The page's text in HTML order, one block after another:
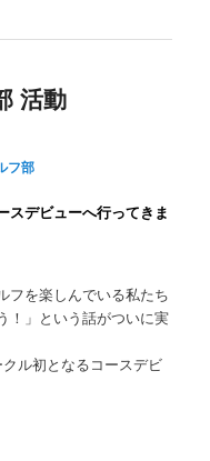
活動
フ部
スデビューへ行ってきま
フを楽しんでいる私たち
！」という話がついに実
ル初となるコースデビ